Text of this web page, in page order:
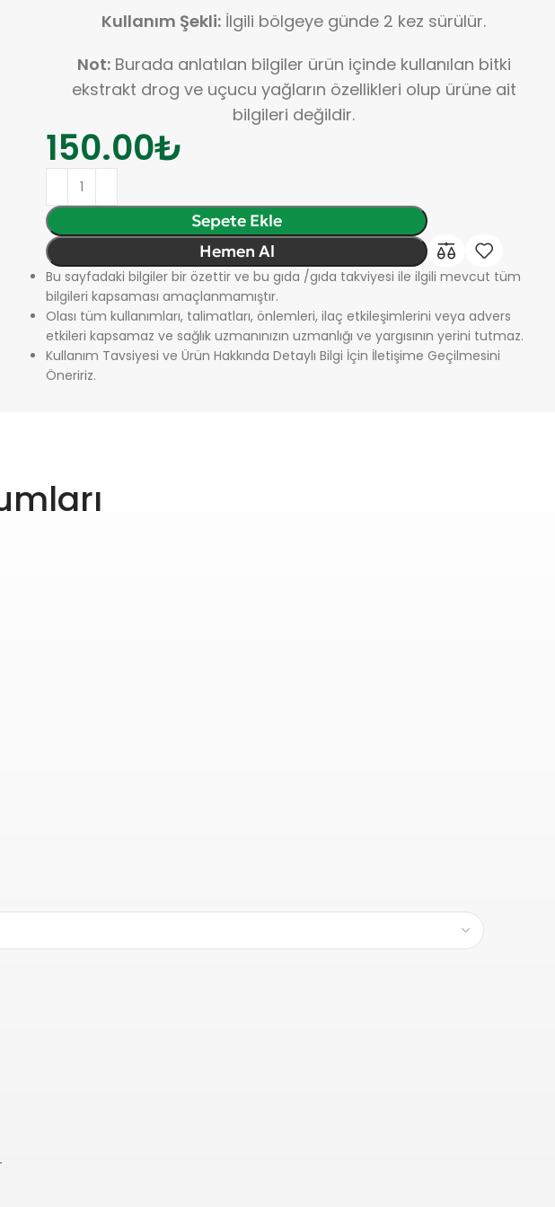
Kullanım Şekli: İlgili bölgeye günde 2 kez sürülür.
Not:Burada anlatılan bilgiler ürün içinde kullanılan bitki
ekstrakt drog ve uçucu yağların özellikleri olup ürüne ait
bilgileri değildir.
150.00₺
Sepete Ekle
Hemen Al
Bu sayfadaki bilgiler bir özettir ve bu gıda /gıda takviyesi ile ilgili mevcut tüm
bilgileri kapsaması amaçlanmamıştır.
Olası tüm kullanımları, talimatları, önlemleri, ilaç etkileşimlerini veya advers
etkileri kapsamaz ve sağlık uzmanınızın uzmanlığı ve yargısının yerini tutmaz.
Kullanım Tavsiyesi ve Ürün Hakkında Detaylı Bilgi İçin İletişime Geçilmesini
Öneririz.